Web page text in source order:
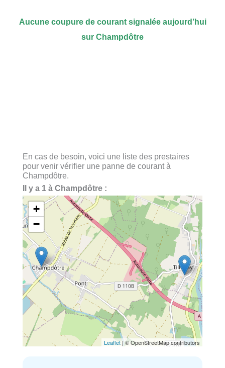
Aucune coupure de courant signalée aujourd’hui
sur Champdôtre
En cas de besoin, voici une liste des prestaires
pour venir vérifier une panne de courant à
Champdôtre.
Il y a 1 à Champdôtre :
+
−
Leaflet | © OpenStreetMap contributors